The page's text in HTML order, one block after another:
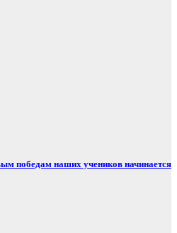
победам наших учеников начинается